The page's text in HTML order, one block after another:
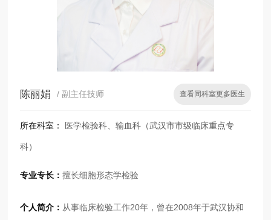
查看同科室更多医生
陈丽娟 / 副主任技师
所在科室： 医学检验科、输血科（武汉市市级临床重点专
科）
专业专长：擅长细胞形态学检验
个人简介： 从事临床检验工作20年，曾在2008年于武汉协和